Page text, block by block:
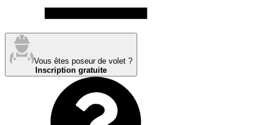
Vous êtes poseur de volet ?
Inscription gratuite